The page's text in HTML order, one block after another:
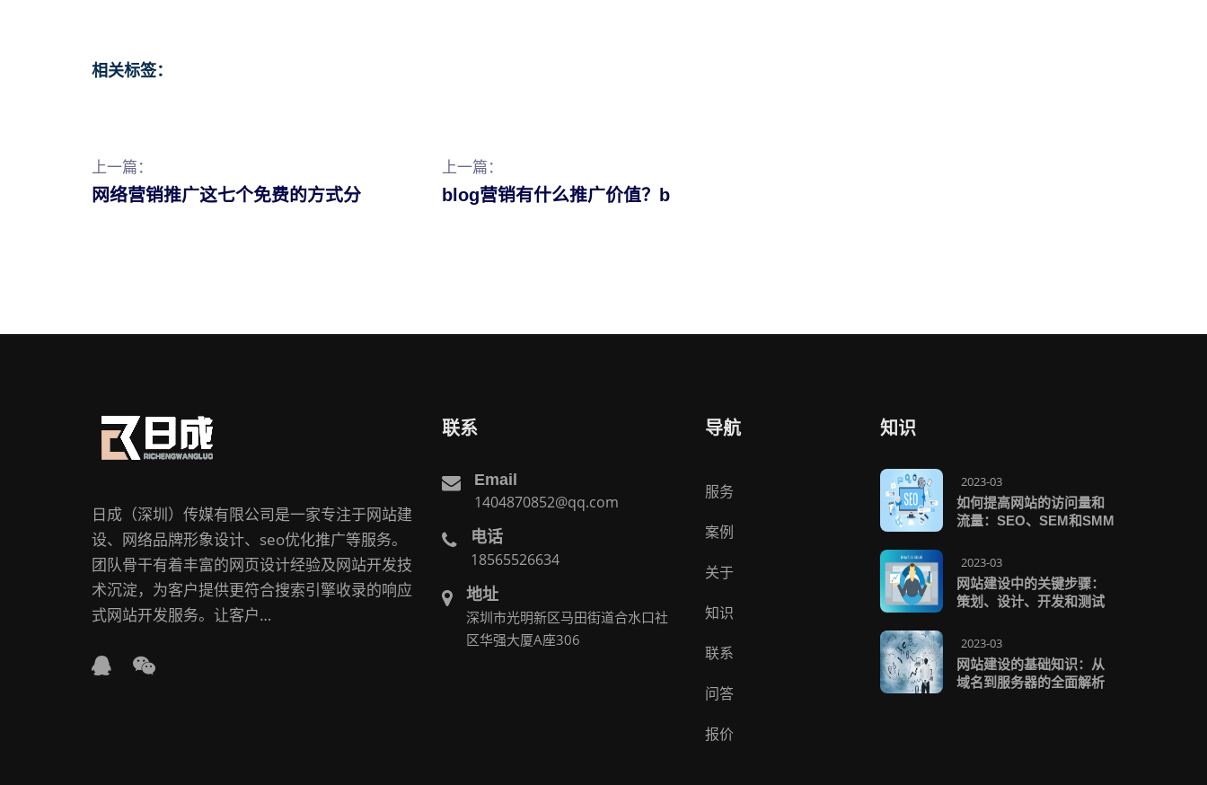
相关标签：
上一篇：
网络营销推广这七个免费的方式分
上一篇：
blog营销有什么推广价值？b
日成（深圳）传媒有限公司是一家专注于网站建
设、网络品牌形象设计、seo优化推广等服务。
团队骨干有着丰富的网页设计经验及网站开发技
术沉淀，为客户提供更符合搜索引擎收录的响应
式网站开发服务。让客户…
联系
Email
1404870852@qq.com
电话
18565526634
地址
深圳市光明新区马田街道合水口社
区华强大厦A座306
导航
服务
案例
关于
知识
联系
问答
报价
知识
2023-03
如何提高网站的访问量和
流量：SEO、SEM和SMM
2023-03
网站建设中的关键步骤：
策划、设计、开发和测试
2023-03
网站建设的基础知识：从
域名到服务器的全面解析